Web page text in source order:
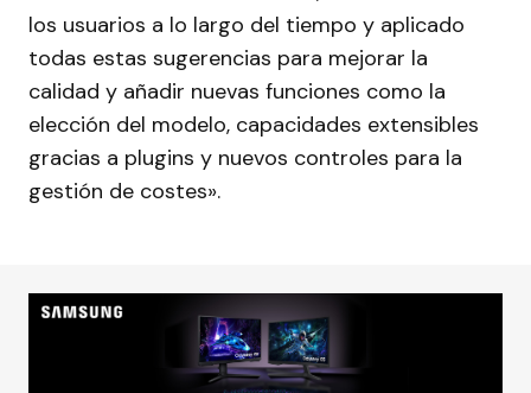
los usuarios a lo largo del tiempo y aplicado
todas estas sugerencias para mejorar la
calidad y añadir nuevas funciones como la
elección del modelo, capacidades extensibles
gracias a plugins y nuevos controles para la
gestión de costes».